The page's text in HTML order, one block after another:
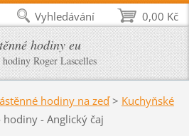
hodiny eu
hodiny Roger Lascelles
hodiny na zeď > Kuchyňské
- Anglický čaj
0,00 Kč
Vyhledávání